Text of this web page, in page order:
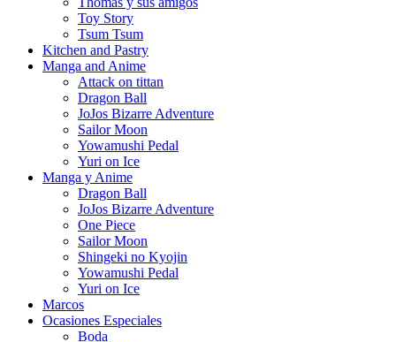
Toy Story
Tsum Tsum
Kitchen and Pastry
Manga and Anime
Attack on tittan
Dragon Ball
JoJos Bizarre Adventure
Sailor Moon
Yowamushi Pedal
Yuri on Ice
Manga y Anime
Dragon Ball
JoJos Bizarre Adventure
One Piece
Sailor Moon
Shingeki no Kyojin
Yowamushi Pedal
Yuri on Ice
Marcos
Ocasiones Especiales
Boda